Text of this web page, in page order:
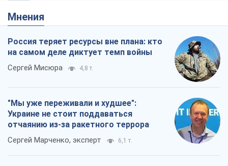
Мнения
Россия теряет ресурсы вне плана: кто
на самом деле диктует темп войны
Сергей Мисюра 4,8 т.
"Мы уже переживали и худшее":
Украине не стоит поддаваться
отчаянию из-за ракетного террора
Сергей Марченко, эксперт 6,1 т.